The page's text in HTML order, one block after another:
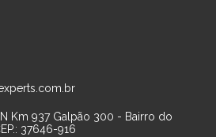
Km 937 Galpão 300 - Bairro do
37646-916